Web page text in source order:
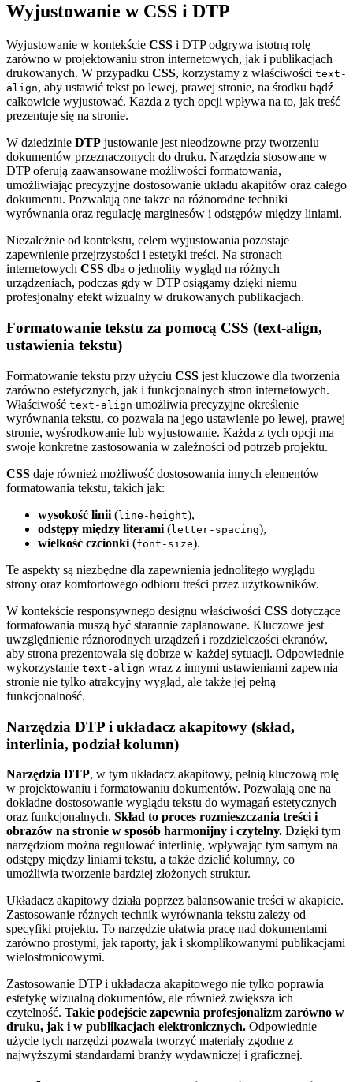
Wyjustowanie w CSS i DTP
Wyjustowanie w kontekście CSS i DTP odgrywa istotną rolę
zarówno w projektowaniu stron internetowych, jak i publikacjach
drukowanych. W przypadku CSS, korzystamy z właściwości text-
align, aby ustawić tekst po lewej, prawej stronie, na środku bądź
całkowicie wyjustować. Każda z tych opcji wpływa na to, jak treść
prezentuje się na stronie.
W dziedzinie DTP justowanie jest nieodzowne przy tworzeniu
dokumentów przeznaczonych do druku. Narzędzia stosowane w
DTP oferują zaawansowane możliwości formatowania,
umożliwiając precyzyjne dostosowanie układu akapitów oraz całego
dokumentu. Pozwalają one także na różnorodne techniki
wyrównania oraz regulację marginesów i odstępów między liniami.
Niezależnie od kontekstu, celem wyjustowania pozostaje
zapewnienie przejrzystości i estetyki treści. Na stronach
internetowych CSS dba o jednolity wygląd na różnych
urządzeniach, podczas gdy w DTP osiągamy dzięki niemu
profesjonalny efekt wizualny w drukowanych publikacjach.
Formatowanie tekstu za pomocą CSS (text-align,
ustawienia tekstu)
Formatowanie tekstu przy użyciu CSS jest kluczowe dla tworzenia
zarówno estetycznych, jak i funkcjonalnych stron internetowych.
Właściwość text-align umożliwia precyzyjne określenie
wyrównania tekstu, co pozwala na jego ustawienie po lewej, prawej
stronie, wyśrodkowanie lub wyjustowanie. Każda z tych opcji ma
swoje konkretne zastosowania w zależności od potrzeb projektu.
CSS daje również możliwość dostosowania innych elementów
formatowania tekstu, takich jak:
wysokość linii (line-height),
odstępy między literami (letter-spacing),
wielkość czcionki (font-size).
Te aspekty są niezbędne dla zapewnienia jednolitego wyglądu
strony oraz komfortowego odbioru treści przez użytkowników.
W kontekście responsywnego designu właściwości CSS dotyczące
formatowania muszą być starannie zaplanowane. Kluczowe jest
uwzględnienie różnorodnych urządzeń i rozdzielczości ekranów,
aby strona prezentowała się dobrze w każdej sytuacji. Odpowiednie
wykorzystanie text-align wraz z innymi ustawieniami zapewnia
stronie nie tylko atrakcyjny wygląd, ale także jej pełną
funkcjonalność.
Narzędzia DTP i układacz akapitowy (skład,
interlinia, podział kolumn)
Narzędzia DTP, w tym układacz akapitowy, pełnią kluczową rolę
w projektowaniu i formatowaniu dokumentów. Pozwalają one na
dokładne dostosowanie wyglądu tekstu do wymagań estetycznych
oraz funkcjonalnych. Skład to proces rozmieszczania treści i
obrazów na stronie w sposób harmonijny i czytelny. Dzięki tym
narzędziom można regulować interlinię, wpływając tym samym na
odstępy między liniami tekstu, a także dzielić kolumny, co
umożliwia tworzenie bardziej złożonych struktur.
Układacz akapitowy działa poprzez balansowanie treści w akapicie.
Zastosowanie różnych technik wyrównania tekstu zależy od
specyfiki projektu. To narzędzie ułatwia pracę nad dokumentami
zarówno prostymi, jak raporty, jak i skomplikowanymi publikacjami
wielostronicowymi.
Zastosowanie DTP i układacza akapitowego nie tylko poprawia
estetykę wizualną dokumentów, ale również zwiększa ich
czytelność. Takie podejście zapewnia profesjonalizm zarówno w
druku, jak i w publikacjach elektronicznych. Odpowiednie
użycie tych narzędzi pozwala tworzyć materiały zgodne z
najwyższymi standardami branży wydawniczej i graficznej.